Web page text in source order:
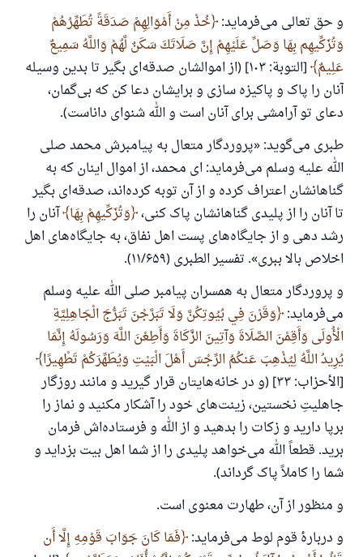
و حق تعالی می‌فرماید: خُذْ مِنْ أَمْوَالِهِمْ صَدَقَةً تُطَهِّرُهُمْ
وَتُزَكِّيهِم بِهَا وَصَلِّ عَلَيْهِمْ إِنَّ صَلَاتَكَ سَكَنٌ لَّهُمْ وَاللَّهُ سَمِيعٌ
عَلِيمٌ
[التوبة: ۱۰۳] (از اموالشان صدقه‌اى بگیر تا بدین وسیله
آنان را پاک و پاکیزه سازی و برایشان دعا كن كه بى‌گمان،
دعای تو آرامشی برای آنان است و الله شنواى داناست).
طبری می‌گوید: «پروردگار متعال به پیامبرش محمد صلی
الله علیه وسلم می‌فرماید: ای محمد، از اموال اینان که به
گناهانشان اعتراف کرده و از آن توبه کرده‌اند، صدقه‌ای بگیر
تا آنان را از پلیدی گناهانشان پاک کنی، وَتُزَكِّيهِمْ بِهَا آنان را
رشد دهی و از جایگاه‌های پست اهل نفاق، به جایگاه‌های اهل
اخلاص بالا ببری». تفسیر الطبری (۱۱/۶۵۹).
و پروردگار متعال به همسران پیامبر صلی الله علیه وسلم
می‌فرماید: وَقَرْنَ فِي بُيُوتِكُنَّ وَلَا تَبَرَّجْنَ تَبَرُّجَ الْجَاهِلِيَّةِ
الْأُولَى وَأَقِمْنَ الصَّلَاةَ وَآتِينَ الزَّكَاةَ وَأَطِعْنَ اللَّهَ وَرَسُولَهُ إِنَّمَا
يُرِيدُ اللَّهُ لِيُذْهِبَ عَنكُمُ الرِّجْسَ أَهْلَ الْبَيْتِ وَيُطَهِّرَكُمْ تَطْهِيرًا
[الأحزاب: ۳۳] (و در خانه‌هایتان قرار گیرید و مانند روزگار
جاهلیتِ نخستین، زینت‌هاى خود را آشكار مکنید و نماز را
برپا دارید و زكات را بدهید و از الله و فرستاده‌اش فرمان
برید. قطعاً الله مى‌خواهد پلیدى را از شما اهل بیت بزداید و
شما را كاملاً پاک گرداند).
و منظور از آن، طهارت معنوی است.
و دربارهٔ قوم لوط می‌فرماید: فَمَا كَانَ جَوَابَ قَوْمِهِ إِلَّا أَن